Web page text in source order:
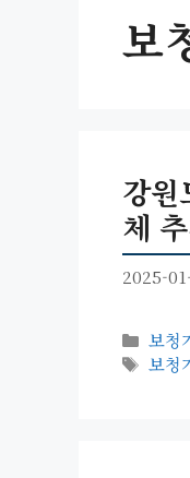
보
강
체
2025-
카
테
보청
태
보청